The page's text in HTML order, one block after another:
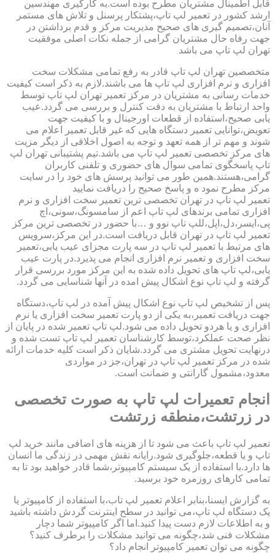
قابل اطمینال مشتریان مطرح بوده است.به کارگیری مهندسین
ارشد کشور در تعمیر لپ تاپ،پشتکار پرسنل و تلاش های مستمر
آنان،تصمیم گیری های صحیح مدیریت مرکز و قدم برداشتن در
جهت رفاه حال مشتریان گرامی از جمله نکات اصلی موفقیت
تهران لپ تاپ می باشد
متخصصین تهران لپ تاپ قادر به رفع تمامی مشکلات سخت
افزاری و نرم افزاری لپ تاپ ها می باشند.لازم به ذکر است کیفیت
خدمات رسانی به مشتریان در مرکز تعمیر تهران لپ تاپ توسط
واحد ارتباط با مشتریان به دقت کنترل و بررسی می گردد.عیب
یابی صحیح،استفاده از قطعات اورجینال و با کیفیت جهت
تعویض،توانایی تعمیر دستگاه هایی که غیر قابل تعمیر اعلام می
شوند و مهم تر از همه تعهد و توجه به اصول اخلاقی از دیگر مزیت
های مرکز تخصصی تعمیر لپ تاپ می باشد.تیم پشتیبانی تهران لپ
تاپ پاسخگوی تمامی سوال های حضوری و تلفنی کاربران
گرامی،هستند.همین طور می توانید پرسش های خود را در سایت
مرکز مطرح نمود ه و پاسخ صحیح را دریافت نمایید
تعمیر لپ تاپ در تهران تخصصی ترین تعمیر سخت افزاری و نرم
افزاری تمامی برندهای لپ تاپ اعم از سامسونگ،سونی،اچ
پی،ایسر،دل،اپل،للپ تاپ نوو و …با حضور در تخصصی ترین مرکز
تعمیر لپ تاپ در تهران قابل دریافت است.در این مرکز،سرویس
های مرتبط با تعمیر لپ تاپ در سه پارت مجزای عیب یابی،تعمیر
سخت افزاری و تعمیر نرم افزاری انجام می پذیرد.در پارت عیب
یابی،لپ تاپ های تحویل داده شده به این مرکز مورد بررسی قرار
گرفته و لپ تاپ نوع اشکال پیش امده در آنها شناسایی می گردد.
پس از تشخیص لپ تاپ نوع اشکال پیش آمده در لپ تاپ،دستگاه
جهت دریافت تعمیر،به یکی از دو پارت تعمیر سخت افزاری یا نرم
افزاری و یا هردو تحویل داده می شود.لپ تاپ تعمیر شده در پایان از
نظر صحت عملکرد،توسط کارشناسان تعمیر لپ تاپ تست شده و
درنهایت تحویل مشتری می گردد.شایان ذکر است کلیه خدمات ارائه
شده در مرکز تعمیر لپ تاپ در تهران،جز در مواردی
معدود،مشمول گارانتی و ضمانت است.
انجام تعمیرات لپ تاپ به صورت تخصصی
در زرتشت،منطقه زرتشت
تعمیر لپ تاپ باعث می شود تا از هزینه های اضافی مانند خرید لپ
تاپ و یا قطعه،جلوگیری شود.رایانه نقش مهمی در زندگی ما انسان
ها دارد.با استفاده از یک سیستم کامپیوتر،شما قادر خواهید بود تا به
تمامی کارهای روزمره خود برسید.
به گزارش ایسنا،بنابر اعلام تعمیر لپ تاب،با استفاده از کامپیوتر یا
یک دستگاه لپ تاپ،می توانید در سطح اینترنت گردش داشته باشید
و به اطلاعات لازم دست پیدا کنید.اما اگر کامپیوتر شما دچار
مشکلات فنی شد،چگونه می توانید مشکلات را برطرف کنید؟
چگونه می توان تعمیر کامپیوتر انجام داد؟